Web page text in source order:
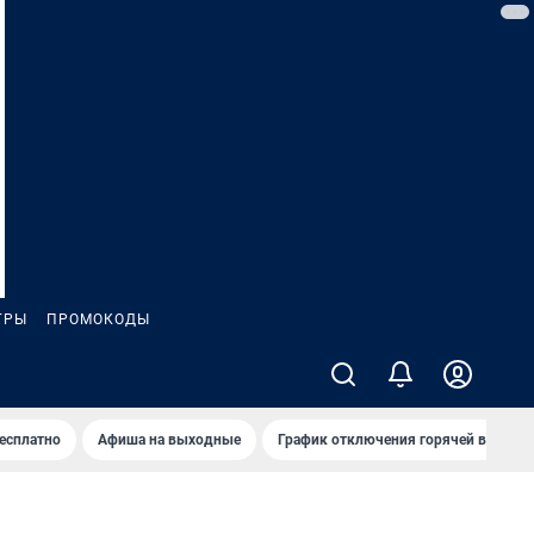
ПРОМОКОДЫ
Афиша на выходные График отключения горячей воды в